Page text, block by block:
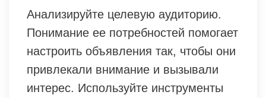
Анализируйте целевую аудиторию.
Понимание ее потребностей помогает
настроить объявления так, чтобы они
привлекали внимание и вызывали
интерес. Используйте инструменты